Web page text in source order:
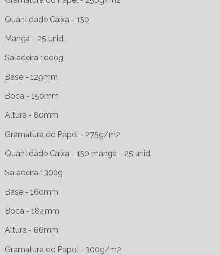
Quantidade Caixa - 150
Manga - 25 unid.
Saladeira 1000g
Base - 129mm
Boca - 150mm
Altura - 80mm
Gramatura do Papel - 275g/m2
Quantidade Caixa - 150 manga - 25 unid.
Saladeira 1300g
Base - 160mm
Boca - 184mm
Altura - 66mm
Gramatura do Papel - 300g/m2